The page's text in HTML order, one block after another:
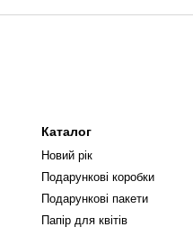
Каталог
Новий рік
Подарункові коробки
Подарункові пакети
Папір для квітів